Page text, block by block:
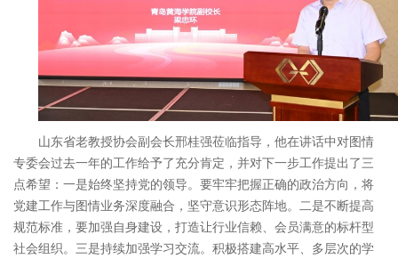
山东省老教授协会副会长邢桂强莅临指导，他在讲话中对图情
专委会过去一年的工作给予了充分肯定，并对下一步工作提出了三
点希望：一是始终坚持党的领导。要牢牢把握正确的政治方向，将
党建工作与图情业务深度融合，坚守意识形态阵地。二是不断提高
规范标准，要加强自身建设，打造让行业信赖、会员满意的标杆型
社会组织。三是持续加强学习交流。积极搭建高水平、多层次的学